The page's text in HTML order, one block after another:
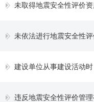
未取得地震安全性评价
未依法进行地震安全性
建设单位从事建设活动时，未
违反地震安全性评价管